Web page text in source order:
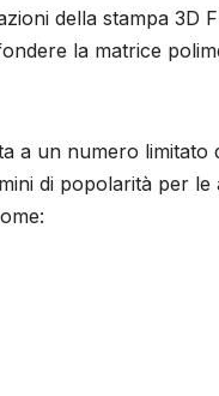
della stampa 3D
la matrice
a un numero
di popolarità per